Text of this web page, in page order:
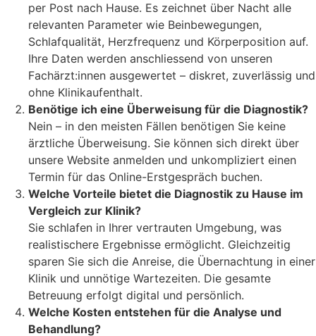
per Post nach Hause. Es zeichnet über Nacht alle
relevanten Parameter wie Beinbewegungen,
Schlafqualität, Herzfrequenz und Körperposition auf.
Ihre Daten werden anschliessend von unseren
Fachärzt:innen ausgewertet – diskret, zuverlässig und
ohne Klinikaufenthalt.
Benötige ich eine Überweisung für die Diagnostik?
Nein – in den meisten Fällen benötigen Sie keine
ärztliche Überweisung. Sie können sich direkt über
unsere Website anmelden und unkompliziert einen
Termin für das Online-Erstgespräch buchen.
Welche Vorteile bietet die Diagnostik zu Hause im
Vergleich zur Klinik?
Sie schlafen in Ihrer vertrauten Umgebung, was
realistischere Ergebnisse ermöglicht. Gleichzeitig
sparen Sie sich die Anreise, die Übernachtung in einer
Klinik und unnötige Wartezeiten. Die gesamte
Betreuung erfolgt digital und persönlich.
Welche Kosten entstehen für die Analyse und
Behandlung?